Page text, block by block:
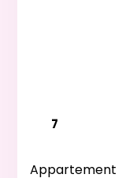
7
Appartement